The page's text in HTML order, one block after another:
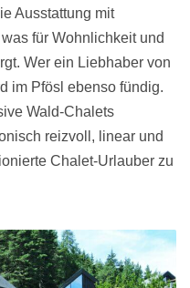
Ausstattung mit
für Wohnlichkeit und
Wer ein Liebhaber von
im Pfösl ebenso fündig.
Wald-Chalets
reizvoll, linear und
Chalet-Urlauber zu